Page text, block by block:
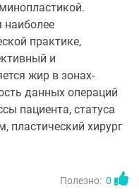
наиболее
практике,
и
жир в зонах-
данных операций
пациента, статуса
пластический хирург
Полезно: 0